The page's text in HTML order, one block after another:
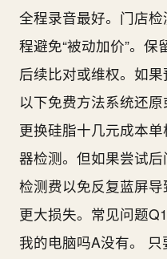
全程录音最好。门店
程避免“被动加价”。
后续比对或维权。如
以下免费方法系统还
更换硅脂十几元成本
器检测。但如果尝试
检测费以免反复蓝屏
更大损失。常见问题
我的电脑吗A没有。